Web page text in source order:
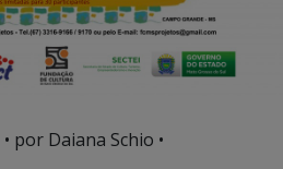
• por Daiana Schio •